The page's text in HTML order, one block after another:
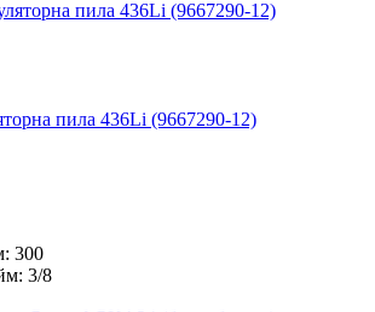
пила 436Li (9667290-12)
300
3/8